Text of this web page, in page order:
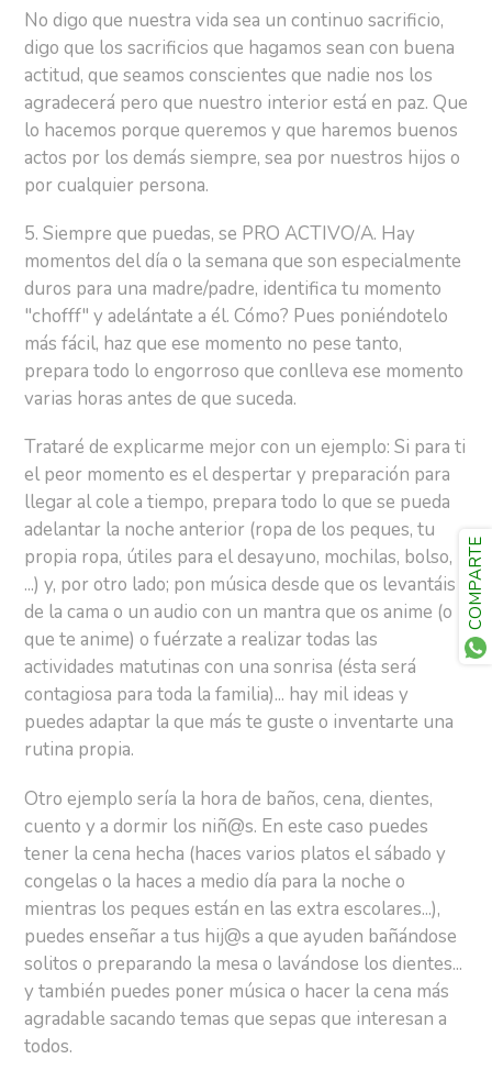
No digo que nuestra vida sea un continuo sacrificio,
digo que los sacrificios que hagamos sean con buena
actitud, que seamos conscientes que nadie nos los
agradecerá pero que nuestro interior está en paz. Que
lo hacemos porque queremos y que haremos buenos
actos por los demás siempre, sea por nuestros hijos o
por cualquier persona.
5. Siempre que puedas, se PRO ACTIVO/A. Hay
momentos del día o la semana que son especialmente
duros para una madre/padre, identifica tu momento
"chofff" y adelántate a él. Cómo? Pues poniéndotelo
más fácil, haz que ese momento no pese tanto,
prepara todo lo engorroso que conlleva ese momento
varias horas antes de que suceda.
Trataré de explicarme mejor con un ejemplo: Si para ti
el peor momento es el despertar y preparación para
llegar al cole a tiempo, prepara todo lo que se pueda
adelantar la noche anterior (ropa de los peques, tu
propia ropa, útiles para el desayuno, mochilas, bolso,
...) y, por otro lado; pon música desde que os levantáis
de la cama o un audio con un mantra que os anime (o
que te anime) o fuérzate a realizar todas las
actividades matutinas con una sonrisa (ésta será
contagiosa para toda la familia)... hay mil ideas y
puedes adaptar la que más te guste o inventarte una
rutina propia.
Otro ejemplo sería la hora de baños, cena, dientes,
cuento y a dormir los niñ@s. En este caso puedes
tener la cena hecha (haces varios platos el sábado y
congelas o la haces a medio día para la noche o
mientras los peques están en las extra escolares...),
puedes enseñar a tus hij@s a que ayuden bañándose
solitos o preparando la mesa o lavándose los dientes...
y también puedes poner música o hacer la cena más
agradable sacando temas que sepas que interesan a
todos.
COMPARTE